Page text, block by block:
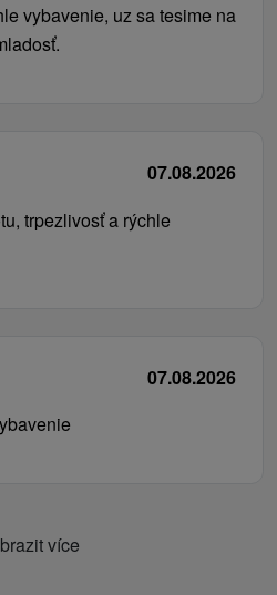
vybavenie, uz sa tesime na
07.08.2026
trpezlivosť a rýchle
07.08.2026
více